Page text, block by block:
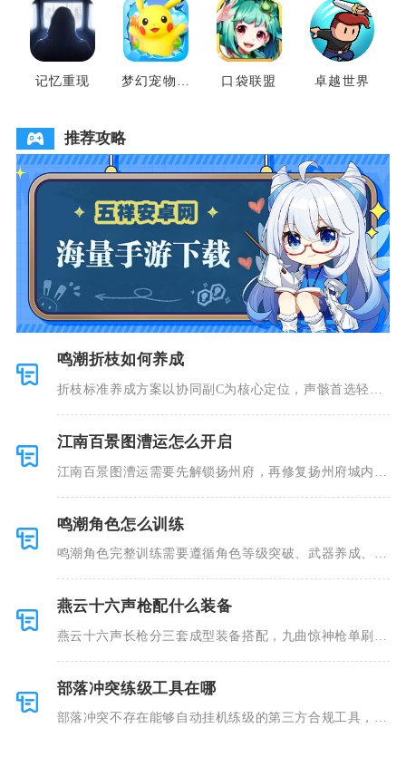
记忆重现
梦幻宠物联
口袋联盟 卓越世界
推荐攻略
鸣潮折枝如何养成
折枝标准养成方案以协同副C为核心定位，声骸首选轻云
江南百景图漕运怎么开启
江南百景图漕运需要先解锁扬州府，再修复扬州府城内的
鸣潮角色怎么训练
鸣潮角色完整训练需要遵循角色等级突破、武器养成、技
燕云十六声枪配什么装备
燕云十六声长枪分三套成型装备搭配，九曲惊神枪单刷竞
部落冲突练级工具在哪
部落冲突不存在能够自动挂机练级的第三方合规工具，游